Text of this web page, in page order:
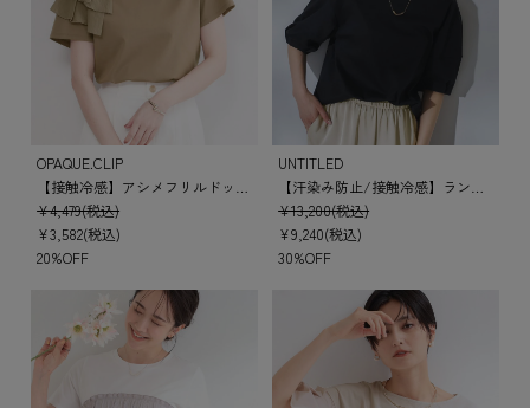
OPAQUE.CLIP
¥4,479(税込)
¥3,582(税込)
20%OFF
UNTITLED
¥13,200(税込)
¥9,240(税込)
30%OFF